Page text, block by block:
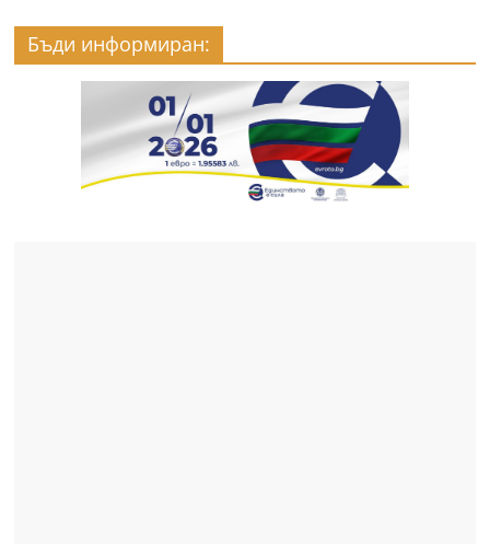
Бъди информиран: